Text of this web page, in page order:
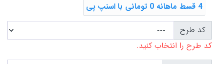
4 قسط ماهانه 0 تومانی با اسنپ ‌پی
کد طرح
کد طرح را انتخاب کنید.